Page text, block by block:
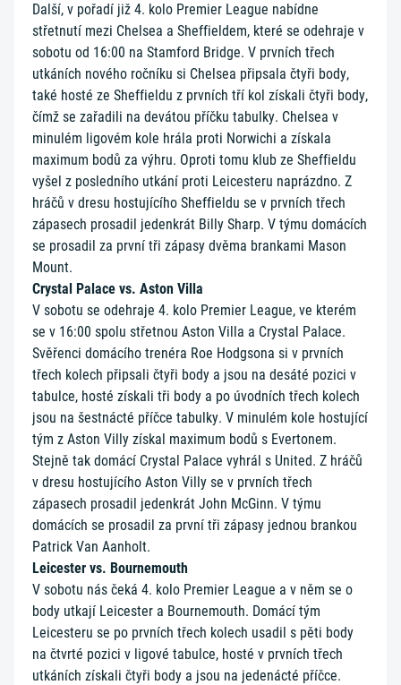
Další, v pořadí již 4. kolo Premier League nabídne
střetnutí mezi Chelsea a Sheffieldem, které se odehraje v
sobotu od 16:00 na Stamford Bridge. V prvních třech
utkáních nového ročníku si Chelsea připsala čtyři body,
také hosté ze Sheffieldu z prvních tří kol získali čtyři body,
čímž se zařadili na devátou příčku tabulky. Chelsea v
minulém ligovém kole hrála proti Norwichi a získala
maximum bodů za výhru. Oproti tomu klub ze Sheffieldu
vyšel z posledního utkání proti Leicesteru naprázdno. Z
hráčů v dresu hostujícího Sheffieldu se v prvních třech
zápasech prosadil jedenkrát Billy Sharp. V týmu domácích
se prosadil za první tři zápasy dvěma brankami Mason
Mount.
Crystal Palace vs. Aston Villa
V sobotu se odehraje 4. kolo Premier League, ve kterém
se v 16:00 spolu střetnou Aston Villa a Crystal Palace.
Svěřenci domácího trenéra Roe Hodgsona si v prvních
třech kolech připsali čtyři body a jsou na desáté pozici v
tabulce, hosté získali tři body a po úvodních třech kolech
jsou na šestnácté příčce tabulky. V minulém kole hostující
tým z Aston Villy získal maximum bodů s Evertonem.
Stejně tak domácí Crystal Palace vyhrál s United. Z hráčů
v dresu hostujícího Aston Villy se v prvních třech
zápasech prosadil jedenkrát John McGinn. V týmu
domácích se prosadil za první tři zápasy jednou brankou
Patrick Van Aanholt.
Leicester vs. Bournemouth
V sobotu nás čeká 4. kolo Premier League a v něm se o
body utkají Leicester a Bournemouth. Domácí tým
Leicesteru se po prvních třech kolech usadil s pěti body
na čtvrté pozici v ligové tabulce, hosté v prvních třech
utkáních získali čtyři body a jsou na jedenácté příčce.